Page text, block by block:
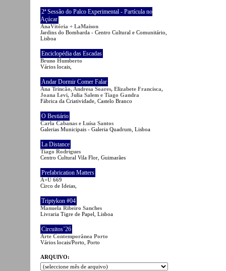
2ª Sessão do Palco Experimental - Partícula no
Açúcar
AnaVitória + LaMaison
Jardins do Bombarda - Centro Cultural e Comunitário,
Lisboa
Enciclopédia das Escadas
Bruno Humberto
Vários locais,
Andar Dormir Comer Falar
Ana Trincão, Andresa Soares, Elizabete Francisca,
Joana Levi, Julia Salem e Tiago Gandra
Fábrica da Criatividade, Castelo Branco
O Bestiário
Carla Cabanas e Luísa Santos
Galerias Municipais - Galeria Quadrum, Lisboa
La Distance
Tiago Rodrigues
Centro Cultural Vila Flor, Guimarães
Prefabrication Matters
A+U 669
Circo de Ideias,
Triptykon #04
Manuela Ribeiro Sanches
Livraria Tigre de Papel, Lisboa
Circuitos’26
Arte Contemporânea Porto
Vários locais/Porto, Porto
ARQUIVO: